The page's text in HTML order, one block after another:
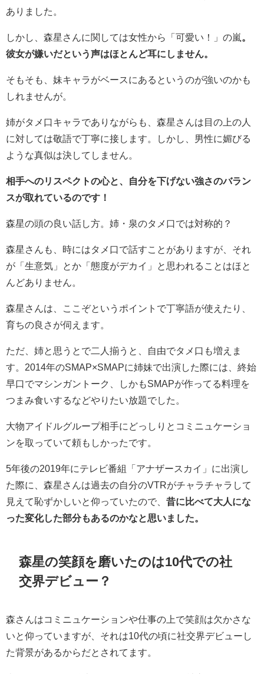
ありました。
しかし、森星さんに関しては女性から「可愛い！」の嵐 。
彼女が嫌いだという声はほとんど耳にしません。
そもそも、妹キャラがベースにあるというのが強いのかも
しれませんが。
姉がタメ口キャラでありながらも、森星さんは目の上の人
に対しては敬語で丁寧に接します。しかし、男性に媚びる
ような真似は決してしません。
相手へのリスペクトの心と、自分を下げない強さのバラン
スが取れているのです！
森星の頭の良い話し方。姉・泉のタメ口では対称的？
森星さんも、時にはタメ口で話すことがありますが、それ
が「生意気」とか「態度がデカイ」と思われることはほと
んどありません。
森星さんは、ここぞというポイントで丁寧語が使えたり、
育ちの良さが伺えます。
ただ、姉と思うとで二人揃うと、自由でタメ口も増えま
す。2014年のSMAP×SMAPに姉妹で出演した際には、終始
早口でマシンガントーク、しかもSMAPが作ってる料理を
つまみ食いするなどやりたい放題でした。
大物アイドルグループ相手にどっしりとコミニュケーショ
ンを取っていて頼もしかったです。
5年後の2019年にテレビ番組「アナザースカイ」に出演し
た際に、森星さんは過去の自分のVTRがチャラチャラして
見えて恥ずかしいと仰っていたので、 昔に比べて大人にな
った変化した部分もあるのかなと思いました。
森星の笑顔を磨いたのは10代での社
交界デビュー？
森さんはコミニュケーションや仕事の上で笑顔は欠かさな
いと仰っていますが、それは10代の頃に社交界デビューし
た背景があるからだとされてます。